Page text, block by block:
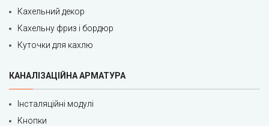
Кахельний декор
Кахельну фриз і бордюр
Куточки для кахлю
КАНАЛІЗАЦІЙНА АРМАТУРА
Інсталяційні модулі
Кнопки